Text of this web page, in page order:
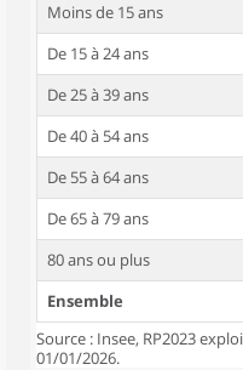
Moins de 15 ans
De 15 à 24 ans
De 25 à 39 ans
De 40 à 54 ans
De 55 à 64 ans
De 65 à 79 ans
80 ans ou plus
Ensemble
Source : Insee, RP2023
01/01/2026.